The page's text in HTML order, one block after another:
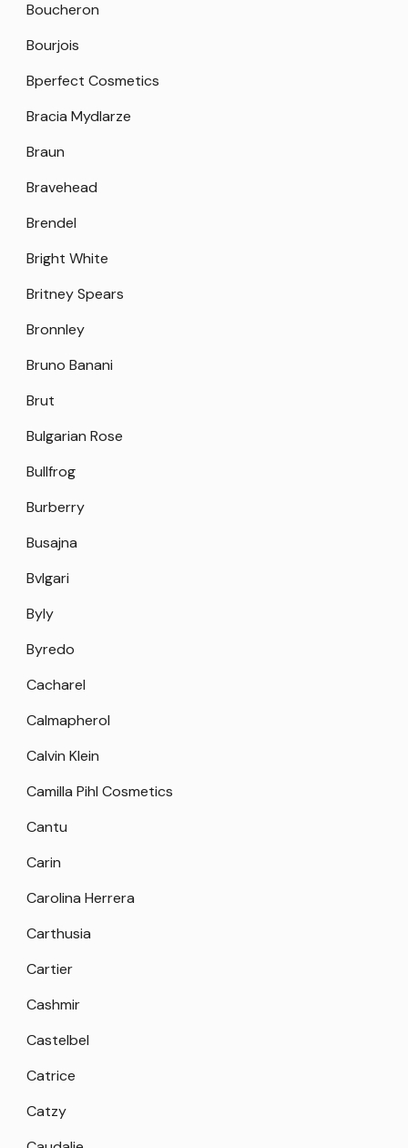
Boucheron
Bourjois
Bperfect Cosmetics
Bracia Mydlarze
Braun
Bravehead
Brendel
Bright White
Britney Spears
Bronnley
Bruno Banani
Brut
Bulgarian Rose
Bullfrog
Burberry
Busajna
Bvlgari
Byly
Byredo
Cacharel
Calmapherol
Calvin Klein
Camilla Pihl Cosmetics
Cantu
Carin
Carolina Herrera
Carthusia
Cartier
Cashmir
Castelbel
Catrice
Catzy